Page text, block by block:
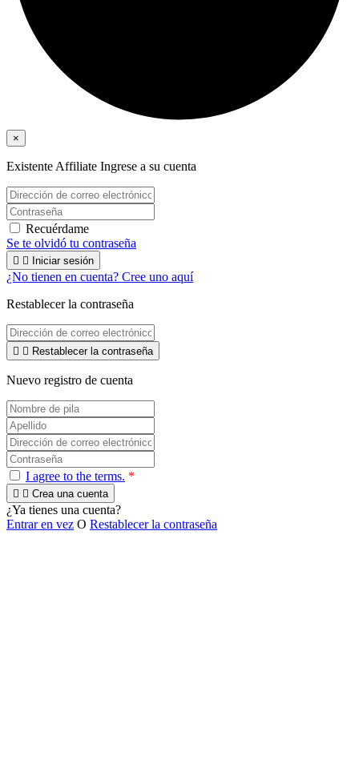
×
Existente Affiliate Ingrese a su cuenta
Recuérdame
Se te olvidó tu contraseña
  Iniciar sesión
¿No tienen en cuenta? Cree uno aquí
Restablecer la contraseña
  Restablecer la contraseña
Nuevo registro de cuenta
I agree to the terms. *
  Crea una cuenta
¿Ya tienes una cuenta?
Entrar en vez O Restablecer la contraseña